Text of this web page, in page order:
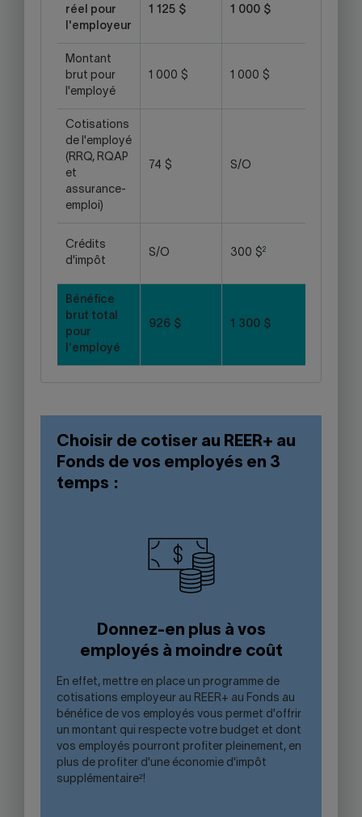
réel pour
l'employeur
1 125 $ 1 000 $
Montant
brut pour
l'employé
1 000 $ 1 000 $
Cotisations
de l'employé
(RRQ, RQAP
et
assurance-
emploi)
74 $ S/O
Crédits
d'impôt
S/O 300 $2
Bénéfice
brut total
pour
l'employé
926 $ 1 300 $
Choisir de cotiser au REER+ au
Fonds de vos employés en 3
temps :
Donnez-en plus à vos
employés à moindre coût
En effet, mettre en place un programme de
cotisations employeur au REER+ au Fonds au
bénéfice de vos employés vous permet d'offrir
un montant qui respecte votre budget et dont
vos employés pourront profiter pleinement, en
plus de profiter d'une économie d'impôt
supplémentaire²!